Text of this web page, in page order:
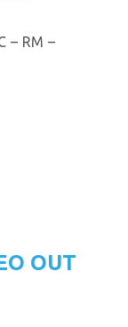
– RM –
OUT